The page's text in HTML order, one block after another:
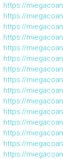
https://
https://
https://
https://
https://
https://
https://
https://
https://
https://
https://
https://
https://
https://
https://